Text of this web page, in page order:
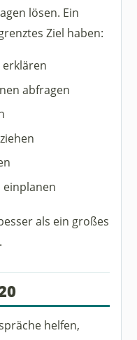
lösen. Ein
Ziel haben:
erklären
abfragen
einplanen
als ein großes
helfen,